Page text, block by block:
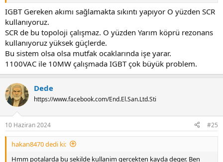
IGBT Gereken akımı sağlamakta sıkıntı yapıyor O yüzden SCR
kullanıyoruz.
SCR de bu topoloji çalışmaz. O yüzden Yarım köprü rezonans
kullanıyoruz yüksek güçlerde.
Bu sistem olsa olsa mutfak ocaklarında işe yarar.
1100VAC ile 10MW çalışmada IGBT çok büyük problem.
Dede
https://www.facebook.com/End.El.San.Ltd.Sti
10 Haziran 2024 #25
hakan8470 dedi ki:
Hmm potalarda bu sekilde kullanim gercekten kayda deger. Ben